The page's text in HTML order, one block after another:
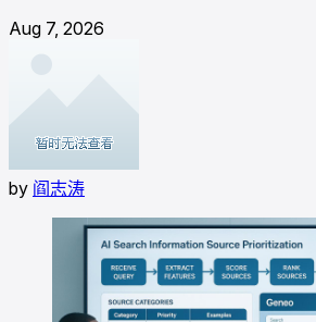
Aug 7, 2026
by 阎志涛